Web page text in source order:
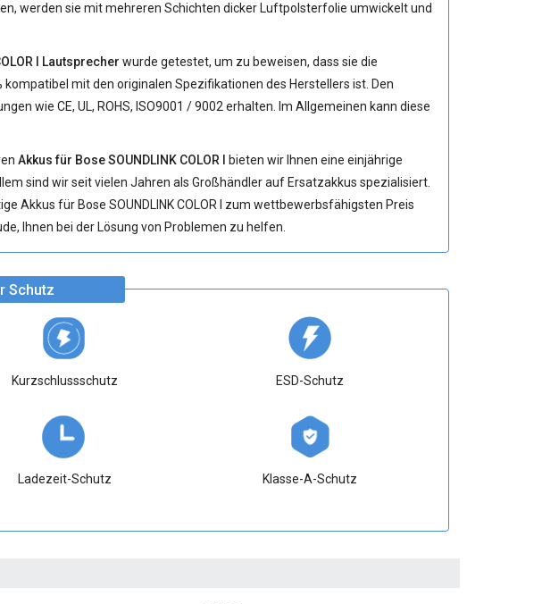
werden sie mit mehreren Schichten dicker Luftpolsterfolie umwickelt und
I Lautsprecher wurde getestet, um zu beweisen, dass sie die
mit den originalen Spezifikationen des Herstellers ist. Den
wie CE, UL, ROHS, ISO9001 / 9002 erhalten. Im Allgemeinen kann diese
Akkus für Bose SOUNDLINK COLOR I
bieten wir Ihnen eine einjährige
sind wir seit vielen Jahren als Großhändler auf Ersatzakkus spezialisiert.
Akkus für Bose SOUNDLINK COLOR I zum wettbewerbsfähigsten Preis
Ihnen bei der Lösung von Problemen zu helfen.
Schutz
Kurzschlussschutz ESD-Schutz
Ladezeit-Schutz Klasse-A-Schutz